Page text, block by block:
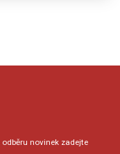
odběru novinek zadejte